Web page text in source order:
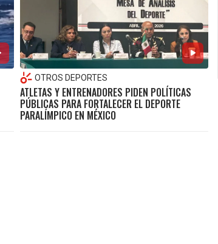
OTROS DEPORTES
ATLETAS Y ENTRENADORES PIDEN POLÍTICAS
PÚBLICAS PARA FORTALECER EL DEPORTE
PARALÍMPICO EN MÉXICO